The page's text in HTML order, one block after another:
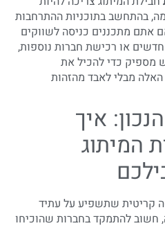
בהתחשב בתוכניות ההתרחבות
אתם מתכננים כניסה לשווקים
או רכישת חברות נוספות,
מספיק כדי להכיל את
מבלי לאבד מהזהות
איך
המיתוג
קריטית שתשפיע על עתיד
להתמקד בחברות שהוכיחו